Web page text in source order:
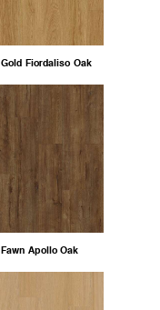
Gold Fiordaliso Oak
Fawn Apollo Oak